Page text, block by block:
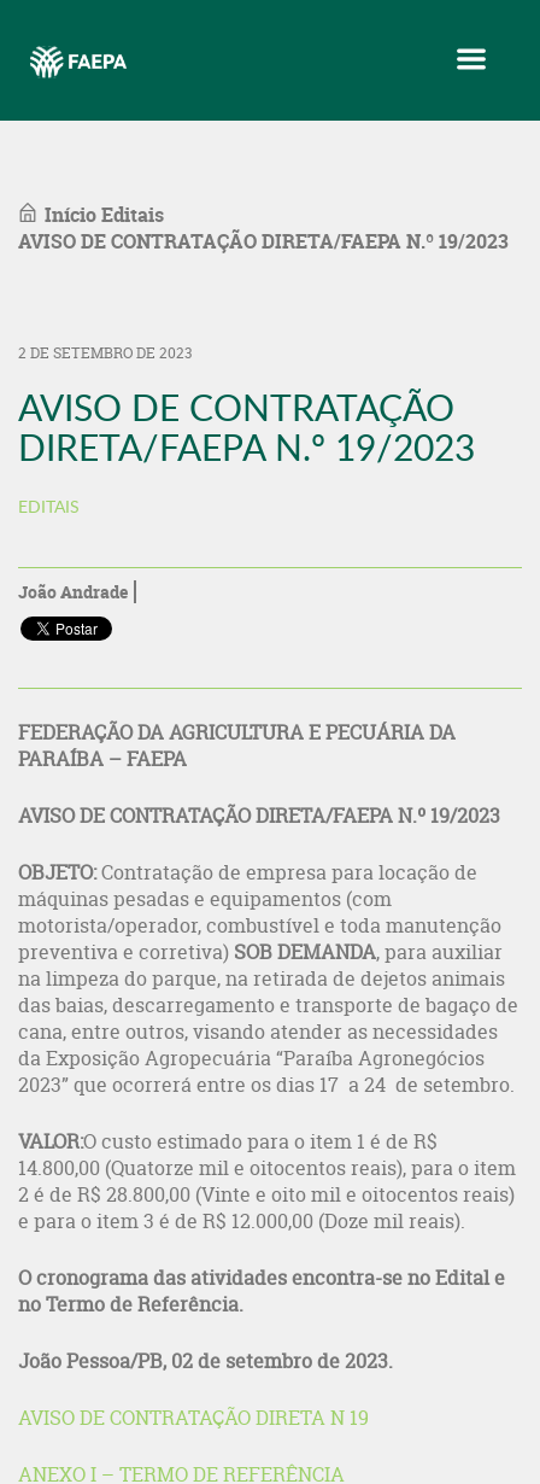
InícioEditais
AVISO DE CONTRATAÇÃO DIRETA/FAEPA N.º 19/2023
2 DE SETEMBRO DE 2023
AVISO DE CONTRATAÇÃO
DIRETA/FAEPA N.º 19/2023
EDITAIS
João Andrade
FEDERAÇÃO DA AGRICULTURA E PECUÁRIA DA
PARAÍBA – FAEPA
AVISO DE CONTRATAÇÃO DIRETA/FAEPA N.º 19/2023
OBJETO:Contratação de empresa para locação de
máquinas pesadas e equipamentos (com
motorista/operador, combustível e toda manutenção
preventiva e corretiva) SOB DEMANDA, para auxiliar
na limpeza do parque, na retirada de dejetos animais
das baias, descarregamento e transporte de bagaço de
cana, entre outros, visando atender as necessidades
da Exposição Agropecuária “Paraíba Agronegócios
2023” que ocorrerá entre os dias 17 a 24 de setembro.
VALOR:O custo estimado para o item 1 é de R$
14.800,00 (Quatorze mil e oitocentos reais), para o item
2 é de R$ 28.800,00 (Vinte e oito mil e oitocentos reais)
e para o item 3 é de R$ 12.000,00 (Doze mil reais).
O cronograma das atividades encontra-se no Edital e
no Termo de Referência.
João Pessoa/PB, 02 de setembro de 2023.
AVISO DE CONTRATAÇÃO DIRETA N 19
ANEXO I – TERMO DE REFERÊNCIA